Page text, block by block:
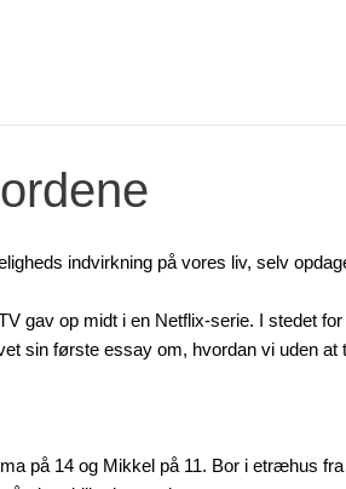
indvirkning på vores liv, selv
gav op midt i en Netflix-serie. I stedet
sin første essay om, hvordan vi uden
på 14 og Mikkel på 11. Bor i etræhus